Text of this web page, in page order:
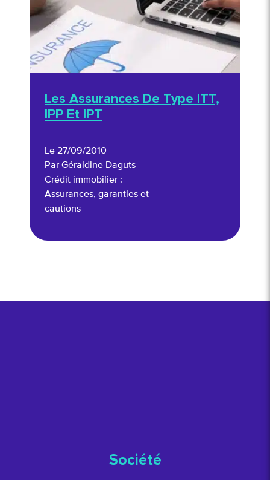
Les Assurances De Type ITT,
IPP Et IPT
Le 27/09/2010
Par Géraldine Daguts
Crédit immobilier :
Assurances, garanties et
cautions
Société